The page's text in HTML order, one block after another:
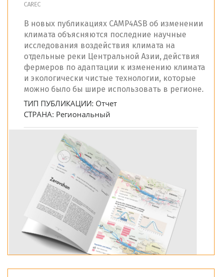
CAREC
В новых публикациях CAMP4ASB об изменении
климата объясняются последние научные
исследования воздействия климата на
отдельные реки Центральной Азии, действия
фермеров по адаптации к изменению климата
и экологически чистые технологии, которые
можно было бы шире использовать в регионе.
ТИП ПУБЛИКАЦИИ: Отчет
СТРАНА: Региональный